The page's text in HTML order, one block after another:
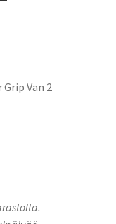
Van 2